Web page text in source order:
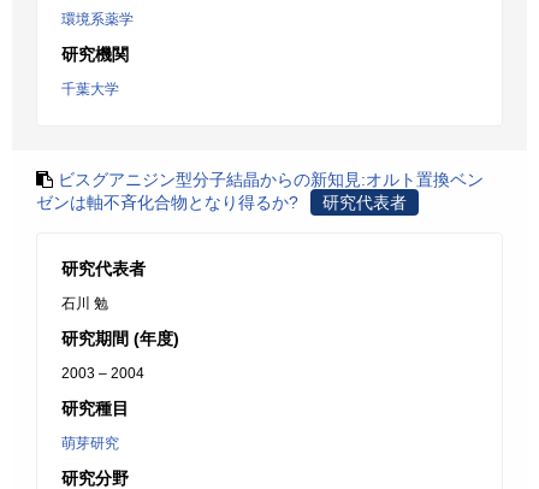
環境系薬学
研究機関
千葉大学
ビスグアニジン型分子結晶からの新知見:オルト置換ベン
ゼンは軸不斉化合物となり得るか?
研究代表者
研究代表者
石川 勉
研究期間 (年度)
2003 – 2004
研究種目
萌芽研究
研究分野